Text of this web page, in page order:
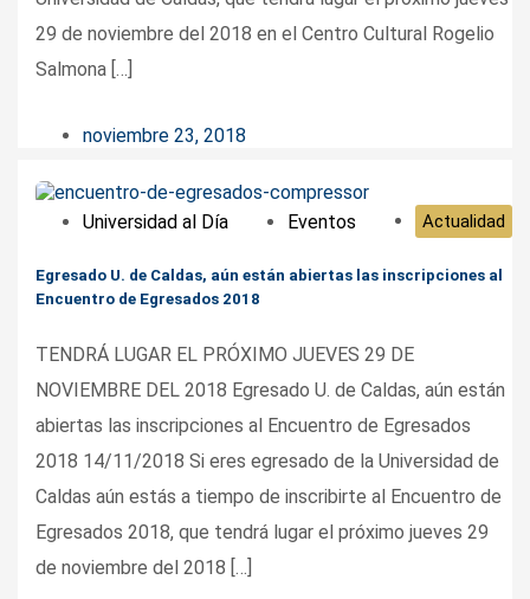
29 de noviembre del 2018 en el Centro Cultural Rogelio
Salmona […]
noviembre 23, 2018
Universidad al Día Eventos Actualidad
Egresado U. de Caldas, aún están abiertas las inscripciones al
Encuentro de Egresados 2018
TENDRÁ LUGAR EL PRÓXIMO JUEVES 29 DE
NOVIEMBRE DEL 2018 Egresado U. de Caldas, aún están
abiertas las inscripciones al Encuentro de Egresados
2018 14/11/2018 Si eres egresado de la Universidad de
Caldas aún estás a tiempo de inscribirte al Encuentro de
Egresados 2018, que tendrá lugar el próximo jueves 29
de noviembre del 2018 […]